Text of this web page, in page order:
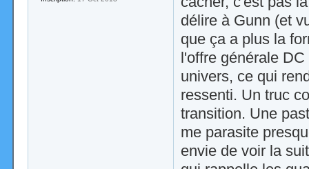
délire à Gunn (et
que ça a plus la
l'offre générale
univers, ce qui
ressenti. Un truc
transition. Une
me parasite
envie de voir la